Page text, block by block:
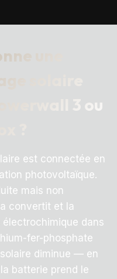
une
solaire
3 ou
?
est connectée en
photovoltaïque.
mais non
convertit et la
électrochimique dans
fer-phosphate
diminue — en
batterie prend le